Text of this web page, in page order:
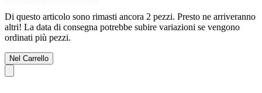
Di questo articolo sono rimasti ancora 2 pezzi. Presto ne arriveranno
altri! La data di consegna potrebbe subire variazioni se vengono
ordinati più pezzi.
Nel Carrello